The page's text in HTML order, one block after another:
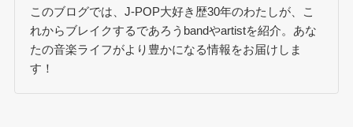
このブログでは、J-POP大好き歴30年のわたしが、こ
れからブレイクするであろうbandやartistを紹介。あな
たの音楽ライフがより豊かになる情報をお届けしま
す！